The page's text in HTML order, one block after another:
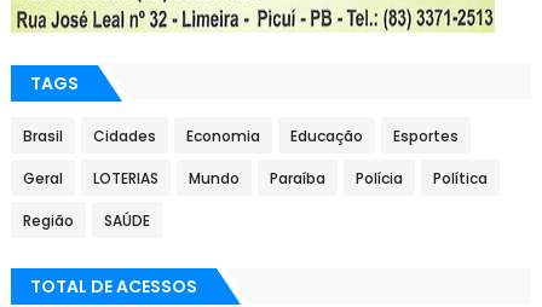
TAGS
Brasil Cidades Economia Educação Esportes
Geral LOTERIAS Mundo Paraíba Polícia Política
Região SAÚDE
TOTAL DE ACESSOS